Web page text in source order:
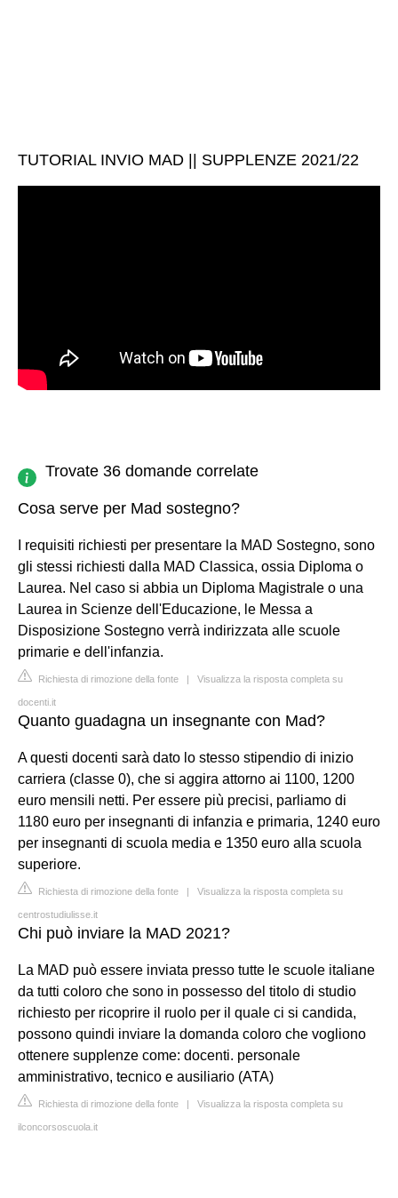
TUTORIAL INVIO MAD || SUPPLENZE 2021/22
Trovate 36 domande correlate
Cosa serve per Mad sostegno?
I requisiti richiesti per presentare la MAD Sostegno, sono
gli stessi richiesti dalla MAD Classica, ossia Diploma o
Laurea. Nel caso si abbia un Diploma Magistrale o una
Laurea in Scienze dell'Educazione, le Messa a
Disposizione Sostegno verrà indirizzata alle scuole
primarie e dell'infanzia.
Richiesta di rimozione della fonte | Visualizza la risposta completa su
docenti.it
Quanto guadagna un insegnante con Mad?
A questi docenti sarà dato lo stesso stipendio di inizio
carriera (classe 0), che si aggira attorno ai 1100, 1200
euro mensili netti. Per essere più precisi, parliamo di
1180 euro per insegnanti di infanzia e primaria, 1240 euro
per insegnanti di scuola media e 1350 euro alla scuola
superiore.
Richiesta di rimozione della fonte | Visualizza la risposta completa su
centrostudiulisse.it
Chi può inviare la MAD 2021?
La MAD può essere inviata presso tutte le scuole italiane
da tutti coloro che sono in possesso del titolo di studio
richiesto per ricoprire il ruolo per il quale ci si candida,
possono quindi inviare la domanda coloro che vogliono
ottenere supplenze come: docenti. personale
amministrativo, tecnico e ausiliario (ATA)
Richiesta di rimozione della fonte | Visualizza la risposta completa su
ilconcorsoscuola.it